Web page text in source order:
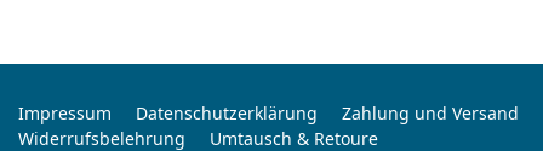
Impressum Datenschutzerklärung
Zahlung und Versand
Widerrufsbelehrung
Umtausch & Retoure